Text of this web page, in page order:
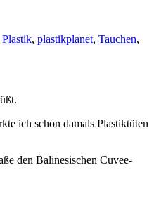
Plastik, plastikplanet, Tauchen,
ich schon damals Plastiktüten
den Balinesischen Cuvee-